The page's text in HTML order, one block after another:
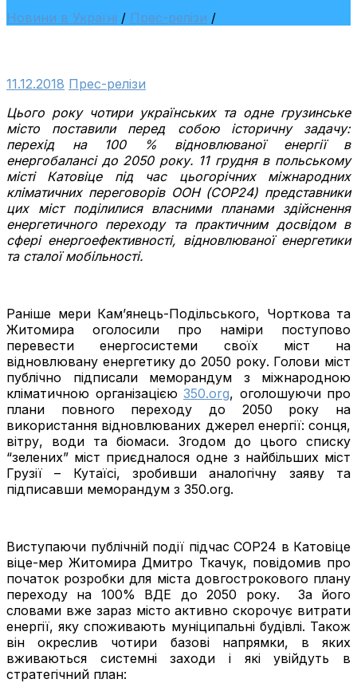
Новини в Україні / Прес-релізи /
11.12.2018 Прес-релізи
Цього року чотири українських та одне грузинське
місто поставили перед собою історичну задачу:
перехід на 100 % відновлюваної енергії в
енергобалансі до 2050 року. 11 грудня в польському
місті Катовіце під час цьогорічних міжнародних
кліматичних переговорів ООН (СOP24) представники
цих міст поділилися власними планами здійснення
енергетичного переходу та практичним досвідом в
сфері енергоефективності, відновлюваної енергетики
та сталої мобільності.
Раніше мери Кам’янець-Подільського, Чорткова та
Житомира оголосили про наміри поступово
перевести енергосистеми своїх міст на
відновлювану енергетику до 2050 року. Голови міст
публічно підписали меморандум з міжнародною
кліматичною організацією 350.org, оголошуючи про
плани повного переходу до 2050 року на
використання відновлюваних джерел енергії: сонця,
вітру, води та біомаси. Згодом до цього списку
“зелених” міст приєдналося одне з найбільших міст
Грузії – Кутаїсі, зробивши аналогічну заяву та
підписавши меморандум з 350.org.
Виступаючи публічній події підчас СOP24 в Катовіце
віце-мер Житомира Дмитро Ткачук, повідомив про
початок розробки для міста довгострокового плану
переходу на 100% ВДЕ до 2050 року. За його
словами вже зараз місто активно скорочує витрати
енергії, яку споживають муніципальні будівлі. Також
він окреслив чотири базові напрямки, в яких
вживаються системні заходи і які увійдуть в
стратегічний план: